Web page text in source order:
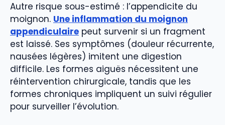
Autre risque sous-estimé : l’appendicite du
moignon. Une inflammation du moignon
appendiculaire peut survenir si un fragment
est laissé. Ses symptômes (douleur récurrente,
nausées légères) imitent une digestion
difficile. Les formes aiguës nécessitent une
réintervention chirurgicale, tandis que les
formes chroniques impliquent un suivi régulier
pour surveiller l’évolution.